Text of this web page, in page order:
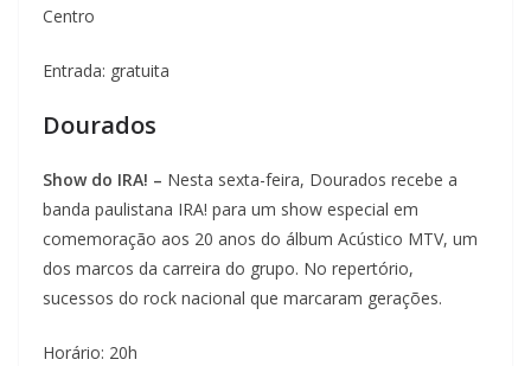
Centro
Entrada: gratuita
Dourados
Show do IRA! – Nesta sexta-feira, Dourados recebe a
banda paulistana IRA! para um show especial em
comemoração aos 20 anos do álbum Acústico MTV, um
dos marcos da carreira do grupo. No repertório,
sucessos do rock nacional que marcaram gerações.
Horário: 20h